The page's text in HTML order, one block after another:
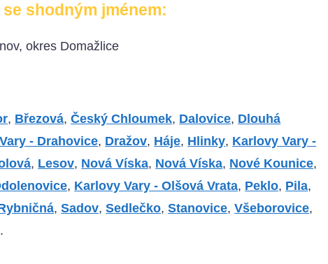
shodným jménem:
okres Domažlice
, Březová,Český Chloumek, Dalovice, Dlouhá
- Drahovice, Dražov, Háje, Hlinky, Karlovy Vary -
, Lesov, Nová Víska, Nová Víska, Nové Kounice,
, Karlovy Vary - Olšová Vrata, Peklo, Pila,
,Sadov,Sedlečko,Stanovice,Všeborovice,
.